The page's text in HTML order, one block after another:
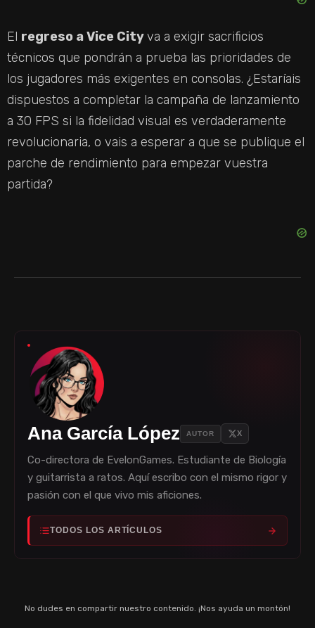
El regreso a Vice Cityva a exigir sacrificios
técnicos que pondrán a prueba las prioridades de
los jugadores más exigentes en consolas. ¿Estaríais
dispuestos a completar la campaña de lanzamiento
a 30 FPS si la fidelidad visual es verdaderamente
revolucionaria, o vais a esperar a que se publique el
parche de rendimiento para empezar vuestra
partida?
Ana García López AUTOR X
Co-directora de EvelonGames. Estudiante de Biología
y guitarrista a ratos. Aquí escribo con el mismo rigor y
pasión con el que vivo mis aficiones.
TODOS LOS ARTÍCULOS
No dudes en compartir nuestro contenido. ¡Nos ayuda un montón!